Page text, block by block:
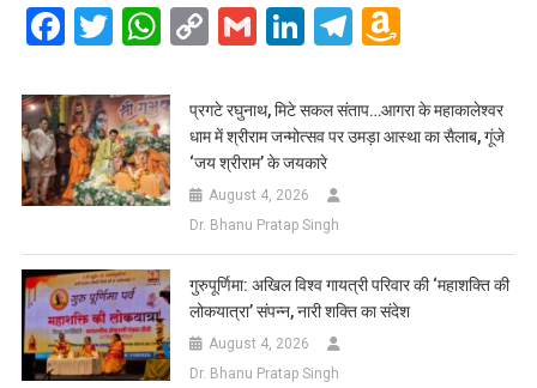
Facebook
Twitter
WhatsApp
CopyGmailLinkedIn
Telegram
List
प्रगटे रघुनाथ, मिटे सकल संताप…आगरा के महाकालेश्वर
धाम में श्रीराम जन्मोत्सव पर उमड़ा आस्था का सैलाब, गूंजे
‘जय श्रीराम’ के जयकारे
August 4, 2026
Dr. Bhanu Pratap Singh
गुरुपूर्णिमा: अखिल विश्व गायत्री परिवार की ‘महाशक्ति की
लोकयात्रा’ संपन्न, नारी शक्ति का संदेश
August 4, 2026
Dr. Bhanu Pratap Singh